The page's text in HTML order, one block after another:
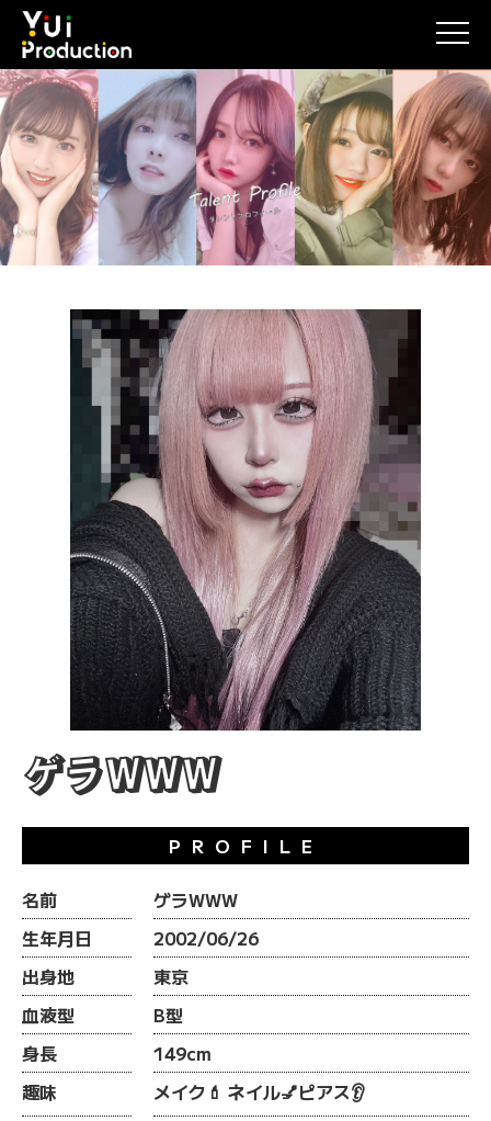
ゲラWWW
名前
ゲラWWW
生年月日
2002/06/26
出身地
東京
血液型
B型
身長
149cm
趣味
メイク💄 ネイル💅ピアス👂
PROFILE